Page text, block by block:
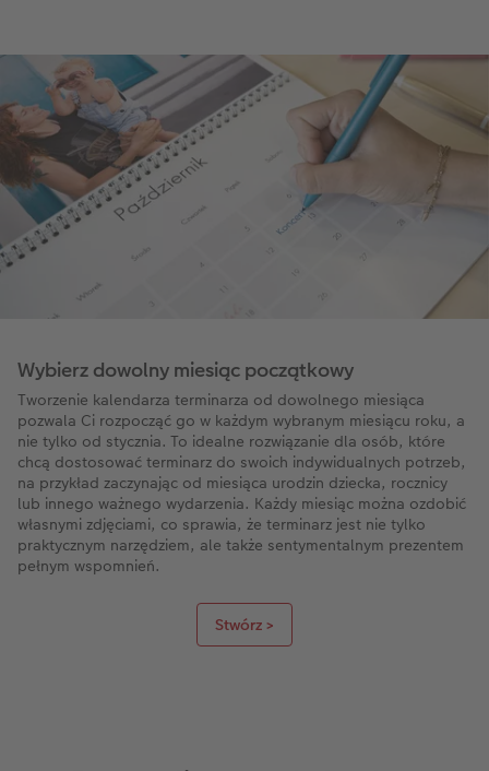
Wybierz dowolny miesiąc początkowy
Tworzenie kalendarza terminarza od dowolnego miesiąca
pozwala Ci rozpocząć go w każdym wybranym miesiącu roku, a
nie tylko od stycznia. To idealne rozwiązanie dla osób, które
chcą dostosować terminarz do swoich indywidualnych potrzeb,
na przykład zaczynając od miesiąca urodzin dziecka, rocznicy
lub innego ważnego wydarzenia. Każdy miesiąc można ozdobić
własnymi zdjęciami, co sprawia, że terminarz jest nie tylko
praktycznym narzędziem, ale także sentymentalnym prezentem
pełnym wspomnień.
Stwórz >